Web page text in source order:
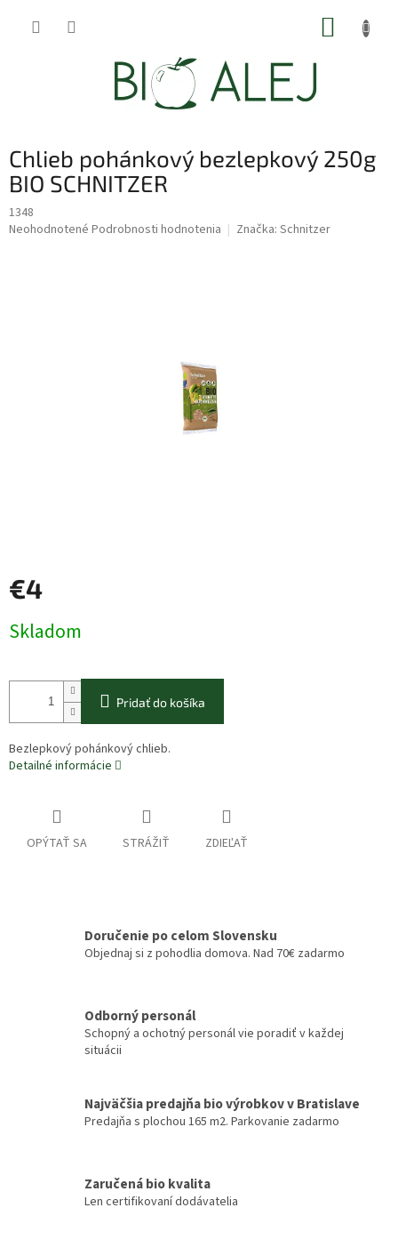
Chlieb pohánkový bezlepkový 250g
BIO SCHNITZER
1348
Priemerné
Neohodnotené Podrobnosti hodnotenia Značka: Schnitzer
€4
cena:
Skladom
Pridať do košíka
Bezlepkový pohánkový chlieb.
Detailné informácie
OPÝTAŤ SA STRÁŽIŤ ZDIEĽAŤ
Doručenie po celom Slovensku
Objednaj si z pohodlia domova. Nad 70€ zadarmo
Odborný personál
Schopný a ochotný personál vie poradiť v každej
situácii
Najväčšia predajňa bio výrobkov v Bratislave
Predajňa s plochou 165 m2. Parkovanie zadarmo
Zaručená bio kvalita
Len certifikovaní dodávatelia